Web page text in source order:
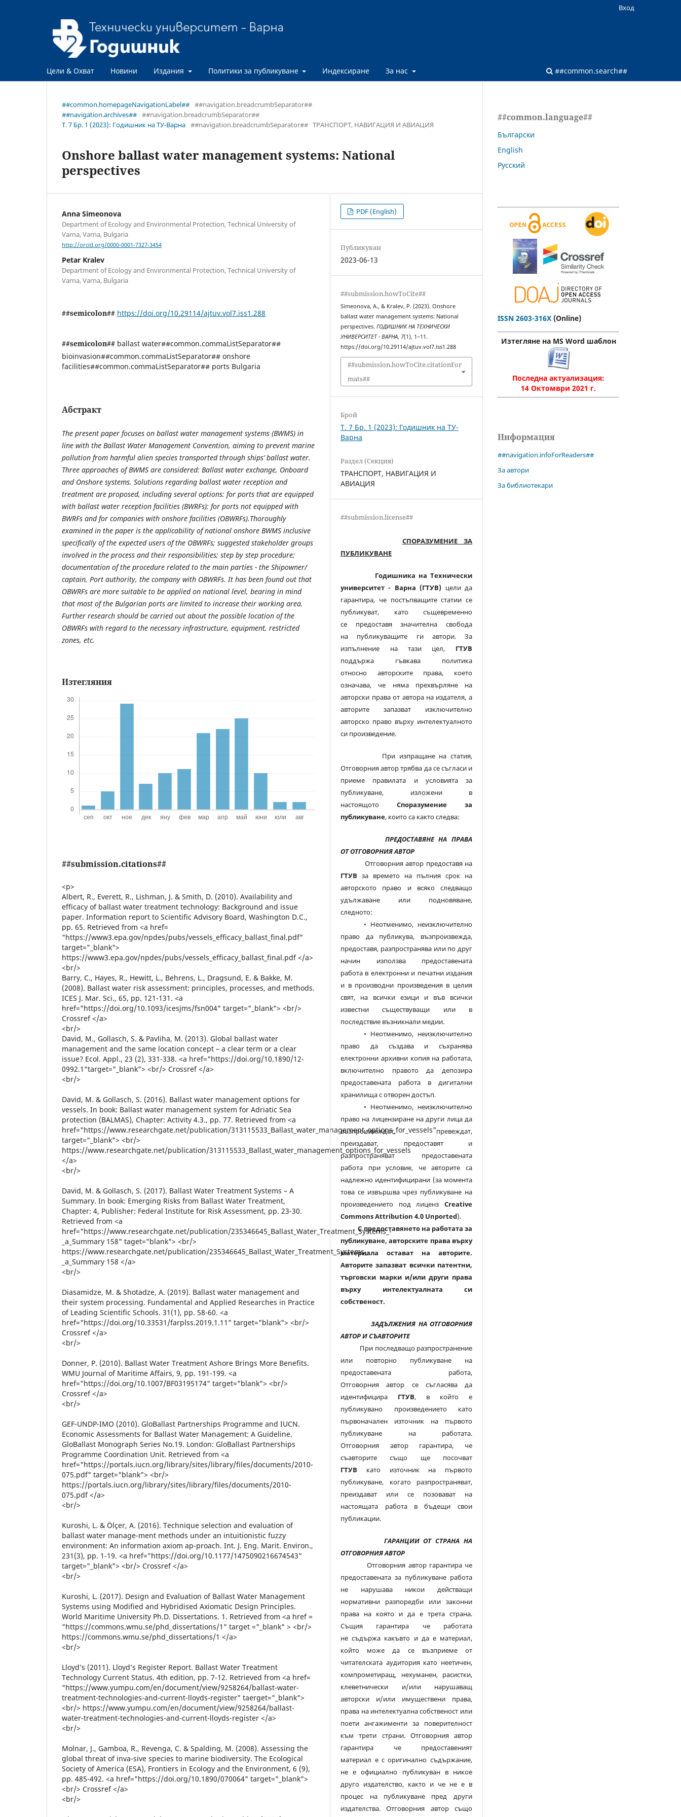
Цели & Охват Новини Издания Политики за публикуване Индексиране За нас ##common.search##
Вход
##common.homepageNavigationLabel## ##navigation.breadcrumbSeparator##
##navigation.archives## ##navigation.breadcrumbSeparator##
Т. 7 Бр. 1 (2023): Годишник на ТУ-Варна ##navigation.breadcrumbSeparator## ТРАНСПОРТ, НАВИГАЦИЯ И АВИАЦИЯ
Onshore ballast water management systems: National
perspectives
Anna Simeonova
Department of Ecology and Environmental Protection, Tеchnical University of
Varna, Varna, Bulgaria
http://orcid.org/0000-0001-7327-3454
Petar Kralev
Department of Ecology and Environmental Protection, Tеchnical University of
Varna, Varna, Bulgaria
##semicolon## https://doi.org/10.29114/ajtuv.vol7.iss1.288
##semicolon## ballast water##common.commaListSeparator##
bioinvasion##common.commaListSeparator## onshore
facilities##common.commaListSeparator## ports Bulgaria
Абстракт
The present paper focuses on ballast water management systems (BWMS) in
line with the Ballast Water Management Convention, aiming to prevent marine
pollution from harmful alien species transported through ships’ ballast water.
Three approaches of BWMS are considered: Ballast water exchange, Onboard
and Onshore systems. Solutions regarding ballast water reception and
treatment are proposed, including several options: for ports that are equipped
with ballast water reception facilities (BWRFs); for ports not equipped with
BWRFs and for companies with onshore facilities (OBWRFs).Thoroughly
examined in the paper is the applicability of national onshore BWMS inclusive
specifically of the expected users of the OBWRFs; suggested stakeholder groups
involved in the process and their responsibilities; step by step procedure;
documentation of the procedure related to the main parties - the Shipowner/
captain, Port authority, the company with OBWRFs. It has been found out that
OBWRFs are more suitable to be applied on national level, bearing in mind
that most of the Bulgarian ports are limited to increase their working area.
Further research should be carried out about the possible location of the
OBWRFs with regard to the necessary infrastructure, equipment, restricted
zones, etc.
Изтегляния
##submission.citations##
<p>
Albert, R., Everett, R., Lishman, J. & Smith, D. (2010). Availability and
efficacy of ballast water treatment technology: Background and issue
paper. Information report to Scientific Advisory Board, Washington D.C.,
pp. 65. Retrieved from <a href=
"https://www3.epa.gov/npdes/pubs/vessels_efficacy_ballast_final.pdf"
target="_blank">
https://www3.epa.gov/npdes/pubs/vessels_efficacy_ballast_final.pdf </a>
<br/>
Barry, C., Hayes, R., Hewitt, L., Behrens, L., Dragsund, E. & Bakke, M.
(2008). Ballast water risk assessment: principles, processes, and methods.
ICES J. Mar. Sci., 65, pp. 121-131. <a
href="https://doi.org/10.1093/icesjms/fsn004" target="_blank"> <br/>
Crossref </a>
<br/>
David, M., Gollasch, S. & Pavliha, M. (2013). Global ballast water
management and the same location concept – a clear term or a clear
issue? Ecol. Appl., 23 (2), 331-338. <a href="https://doi.org/10.1890/12-
0992.1"target="_blank"> <br/> Crossref </a>
<br/>
David, M. & Gollasch, S. (2016). Ballast water management options for
vessels. In book: Ballast water management system for Adriatic Sea
protection (BALMAS), Chapter: Activity 4.3., pp. 77. Retrieved from <a
href="https://www.researchgate.net/publication/313115533_Ballast_water_management_options_for_vessels"
target="_blank"> <br/>
https://www.researchgate.net/publication/313115533_Ballast_water_management_options_for_vessels
</a>
<br/>
David, M. & Gollasch, S. (2017). Ballast Water Treatment Systems – A
Summary. In book: Emerging Risks from Ballast Water Treatment,
Chapter: 4, Publisher: Federal Institute for Risk Assessment, pp. 23-30.
Retrieved from <a
href="https://www.researchgate.net/publication/235346645_Ballast_Water_Treatment_Systems_-
_a_Summary 158" taget="blank"> <br/>
https://www.researchgate.net/publication/235346645_Ballast_Water_Treatment_Systems_-
_a_Summary 158 </a>
<br/>
Diasamidze, M. & Shotadze, A. (2019). Ballast water management and
their system processing. Fundamental and Applied Researches in Practice
of Leading Scientific Schools. 31(1), pp. 58-60. <a
href="https://doi.org/10.33531/farplss.2019.1.11" target="blank"> <br/>
Crossref </a>
<br/>
Donner, P. (2010). Ballast Water Treatment Ashore Brings More Benefits.
WMU Journal of Maritime Affairs, 9, pp. 191-199. <a
href="https://doi.org/10.1007/BF03195174" target="blank"> <br/>
Crossref </a>
<br/>
GEF-UNDP-IMO (2010). GloBallast Partnerships Programme and IUCN.
Economic Assessments for Ballast Water Management: A Guideline.
GloBallast Monograph Series No.19. London: GloBallast Partnerships
Programme Coordination Unit. Retrieved from <a
href="https://portals.iucn.org/library/sites/library/files/documents/2010-
075.pdf" target="blank"> <br/>
https://portals.iucn.org/library/sites/library/files/documents/2010-
075.pdf </a>
<br/>
Kuroshi, L. & Ölçer, A. (2016). Technique selection and evaluation of
ballast water manage-ment methods under an intuitionistic fuzzy
environment: An information axiom ap-proach. Int. J. Eng. Marit. Environ.,
231(3), pp. 1-19. <a href="https://doi.org/10.1177/1475090216674543"
target="_blank"> <br/> Crossref </a>
<br/>
Kuroshi, L. (2017). Design and Evaluation of Ballast Water Management
Systems using Modified and Hybridised Axiomatic Design Principles.
World Maritime University Ph.D. Dissertations. 1. Retrieved from <a href =
"https://commons.wmu.se/phd_dissertations/1" target ="_blank" > <br/>
https://commons.wmu.se/phd_dissertations/1 </a>
<br/>
Lloyd’s (2011). Lloyd’s Register Report. Ballast Water Treatment
Technology Current Status. 4th edition, pp. 7-12. Retrieved from <a href=
"https://www.yumpu.com/en/document/view/9258264/ballast-water-
treatment-technologies-and-current-lloyds-register" taerget="_blank">
<br/> https://www.yumpu.com/en/document/view/9258264/ballast-
water-treatment-technologies-and-current-lloyds-register </a>
<br/>
Molnar, J., Gamboa, R., Revenga, C. & Spalding, M. (2008). Assessing the
global threat of inva-sive species to marine biodiversity. The Ecological
Society of America (ESA), Frontiers in Ecology and the Environment, 6 (9),
pp. 485-492. <a href="https://doi.org/10.1890/070064" target="_blank">
<br/> Crossref </a>
<br/>
PDF (English)
Публикуван
2023-06-13
##submission.howToCite##
Simeonova, A., & Kralev, P. (2023). Onshore
ballast water management systems: National
perspectives.ГОДИШНИК НА ТЕХНИЧЕСКИ
УНИВЕРСИТЕТ - ВАРНА, 7(1), 1–11.
https://doi.org/10.29114/ajtuv.vol7.iss1.288
##submission.howToCite.citationFor
mats##
Брой
Т. 7 Бр. 1 (2023): Годишник на ТУ-
Варна
Раздел (Секция)
ТРАНСПОРТ, НАВИГАЦИЯ И
АВИАЦИЯ
##submission.license##
СПОРАЗУМЕНИЕ ЗА
ПУБЛИКУВАНЕ
Годишника на Технически
университет - Варна (ГТУВ) цели да
гарантира, че постъпващите статии се
публикуват, като същевременно
се предоставя значителна свобода
на публикуващите ги автори. За
изпълнение на тази цел, ГТУВ
поддържа гъвкава политика
относно авторските права, което
означава, че няма прехвърляне на
авторски права от автора на издателя, а
авторите запазват изключително
авторско право върху интелектуалното
си произведение.
При изпращане на статия,
Отговорния автор трябва да се съгласи и
приеме правилата и условията за
публикуване, изложени в
настоящото Споразумение за
публикуване, които са както следва:
ПРЕДОСТАВЯНЕ НА ПРАВА
ОТ ОТГОВОРНИЯ АВТОР
Отговорния автор предоставя на
ГТУВ за времето на пълния срок на
авторското право и всяко следващо
удължаване или подновяване,
следното:
• Неотменимо, неизключително
право да публикува, възпроизвежда,
предоставя, разпространява или по друг
начин използва предоставената
работа в електронни и печатни издания
и в производни произведения в целия
свят, на всички езици и във всички
известни съществуващи или в
последствие възникнали медии.
• Неотменимо, неизключително
право да създава и съхранява
електронни архивни копия на работата,
включително правото да депозира
предоставената работа в дигитални
хранилища с отворен достъп.
• Неотменимо, неизключително
право на лицензиране на други лица да
възпроизвеждат, превеждат,
преиздават, предоставят и
разпространяват предоставената
работа при условие, че авторите са
надлежно идентифицирани (за момента
това се извършва чрез публикуване на
произведението под лиценз Creative
Commons Attribution 4.0 Unported).
С предоставянето на работата за
публикуване, авторските права върху
материала остават на авторите.
Авторите запазват всички патентни,
търговски марки и/или други права
върху интелектуалната си
собственост.
ЗАДЪЛЖЕНИЯ НА ОТГОВОРНИЯ
АВТОР И СЪАВТОРИТЕ
При последващо разпространение
или повторно публикуване на
предоставената работа,
Отговорния автор се съгласява да
идентифицира ГТУВ, в който е
публикувано произведението като
първоначален източник на първото
публикуване на работата.
Отговорния автор гарантира, че
съавторите също ще посочват
ГТУВ като източник на първото
публикуване, когато разпространяват,
преиздават или се позовават на
настоящата работа в бъдещи свои
публикации.
ГАРАНЦИИ ОТ СТРАНА НА
ОТГОВОРНИЯ АВТОР
Отговорния автор гарантира че
предоставената за публикуване работа
не нарушава никои действащи
нормативни разпоредби или законни
права на която и да е трета страна.
Същия гарантира че работата
не съдържа какъвто и да е материал,
който може да се възприеме от
читателската аудитория като неетичен,
компрометиращ, нехуманен, расистки,
клеветнически и/или нарушаващ
авторски и/или имуществени права,
права на интелектуална собственост или
поети ангажименти за поверителност
към трети страни. Отговорния автор
гарантира че предоставеният
материал е с оригинално съдържание,
не е официално публикуван в никое
друго издателство, както и че не е в
процес на публикуване пред други
издателства. Отговорния автор също
##common.language##
Български
English
Русский
.
ISSN 2603-316X (Online)
Изтегляне на MS Word шаблон
Последна актуализация:
14 Октомври 2021 г.
Информация
##navigation.infoForReaders##
За автори
За библиотекари